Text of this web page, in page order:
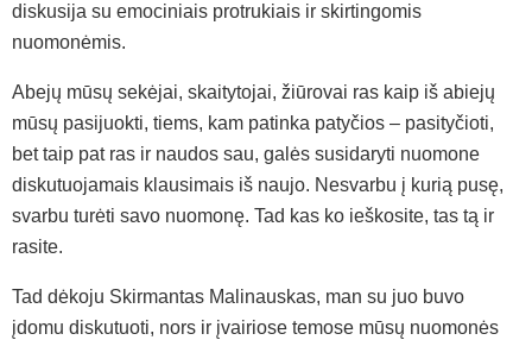
diskusija su emociniais protrukiais ir skirtingomis
nuomonėmis.
Abejų mūsų sekėjai, skaitytojai, žiūrovai ras kaip iš abiejų
mūsų pasijuokti, tiems, kam patinka patyčios – pasityčioti,
bet taip pat ras ir naudos sau, galės susidaryti nuomone
diskutuojamais klausimais iš naujo. Nesvarbu į kurią pusę,
svarbu turėti savo nuomonę. Tad kas ko ieškosite, tas tą ir
rasite.
Tad dėkoju Skirmantas Malinauskas, man su juo buvo
įdomu diskutuoti, nors ir įvairiose temose mūsų nuomonės